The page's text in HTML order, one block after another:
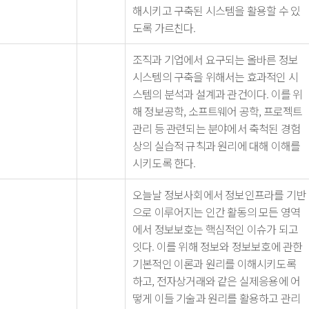
해시키고 구축된 시스템을 활용할 수 있
도록 가르친다.
조직과 기업에서 요구되는 올바른 정보
시스템의 구축을 위해서는 효과적인 시
스템의 분석과 설계과 관건이다. 이를 위
해 정보공학, 소프트웨어 공학, 프로젝트
관리 등 관련되는 분야에서 축척된 경험
상의 실습적 규칙과 원리에 대해 이해를
시키도록 한다.
오늘날 정보사회에서 정보인프라를 기반
으로 이루어지는 인간 활동의 모든 영역
에서 정보보호는 핵심적인 이슈가 되고
잇다. 이를 위해 정보와 정보보호에 관한
기본적인 이론과 원리를 이해시키도록
하고, 전자상거래와 같은 실제응용에 어
떻게 이들 기술과 원리를 활용하고 관리